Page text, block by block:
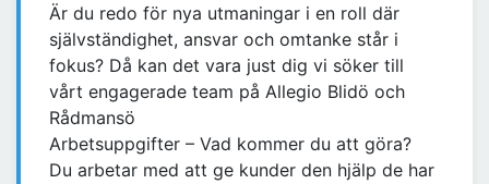
Är du redo för nya utmaningar i en roll där
självständighet, ansvar och omtanke står i
fokus? Då kan det vara just dig vi söker till
vårt engagerade team på Allegio Blidö och
Rådmansö
Arbetsuppgifter – Vad kommer du att göra?
Du arbetar med att ge kunder den hjälp de har